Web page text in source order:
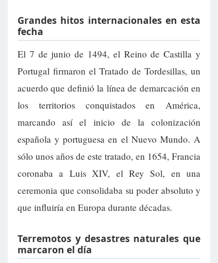
Grandes hitos internacionales en esta
fecha
El 7 de junio de 1494, el Reino de Castilla y
Portugal firmaron el Tratado de Tordesillas, un
acuerdo que definió la línea de demarcación en
los territorios conquistados en América,
marcando así el inicio de la colonización
española y portuguesa en el Nuevo Mundo. A
sólo unos años de este tratado, en 1654, Francia
coronaba a Luis XIV, el Rey Sol, en una
ceremonia que consolidaba su poder absoluto y
que influiría en Europa durante décadas.
Terremotos y desastres naturales que
marcaron el día